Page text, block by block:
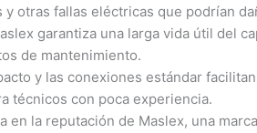
otras fallas eléctricas que podrían
garantiza una larga vida útil del
de mantenimiento.
y las conexiones estándar
técnicos con poca experiencia.
en la reputación de Maslex, una